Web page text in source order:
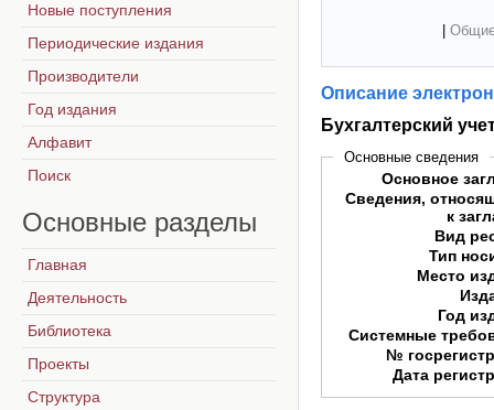
Описание
Бухгалтерский
Основные сведения
Основное
Сведения,
к
Вид
Тип
Место
Год
Системные
№
Дата
Новые поступления
Периодические издания
Производители
Год издания
Алфавит
Поиск
Основные разделы
Главная
Деятельность
Библиотека
Проекты
Структура